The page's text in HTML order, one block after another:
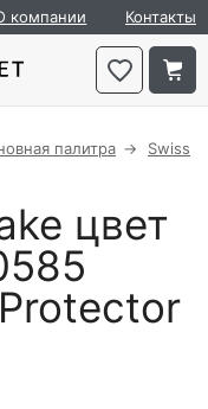
компании Контакты
палитра
Swiss
цвет